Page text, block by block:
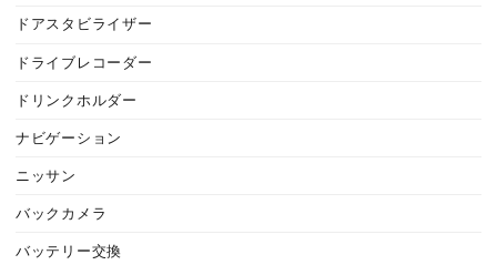
ドアスタビライザー
ドライブレコーダー
ドリンクホルダー
ナビゲーション
ニッサン
バックカメラ
バッテリー交換